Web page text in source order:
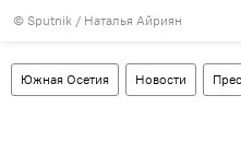
© Sputnik / Наталья Айриян
Южная Осетия Новости